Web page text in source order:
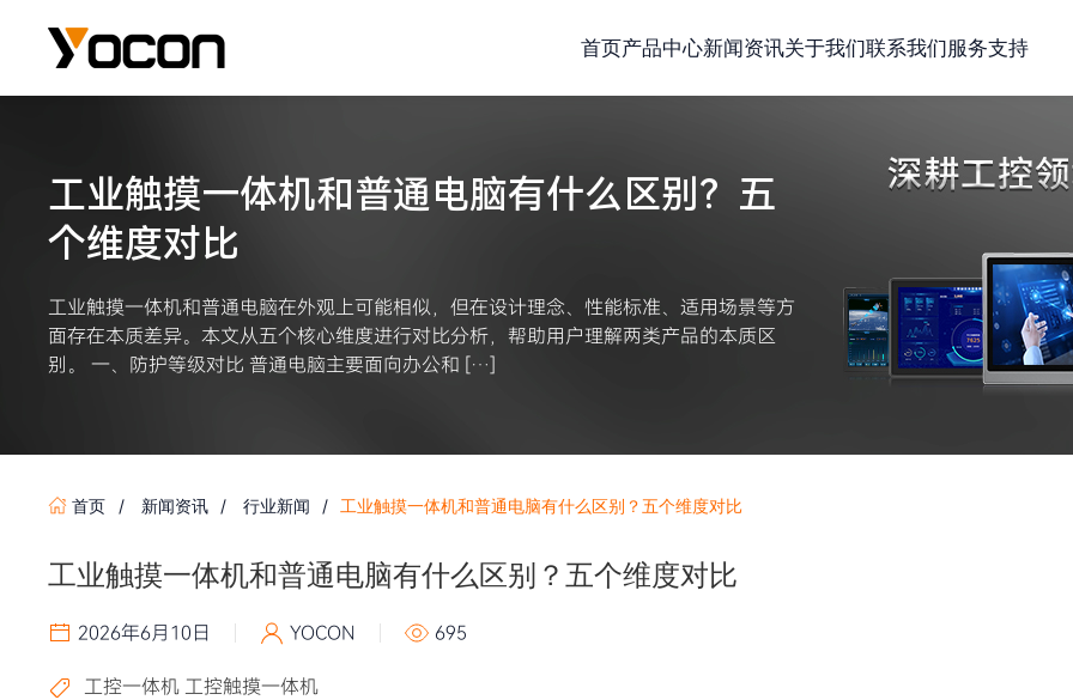
首页产品中心新闻资讯关于我们联系我们服务支持
工业触摸一体机和普通电脑有什么区别？五
个维度对比
工业触摸一体机和普通电脑在外观上可能相似，但在设计理念、性能标准、适用场景等方
面存在本质差异。本文从五个核心维度进行对比分析，帮助用户理解两类产品的本质区
别。 一、防护等级对比 普通电脑主要面向办公和 […]
首页 新闻资讯 行业新闻 工业触摸一体机和普通电脑有什么区别？五个维度对比
工业触摸一体机和普通电脑有什么区别？五个维度对比
2026年6月10日 YOCON 695
工控一体机 工控触摸一体机